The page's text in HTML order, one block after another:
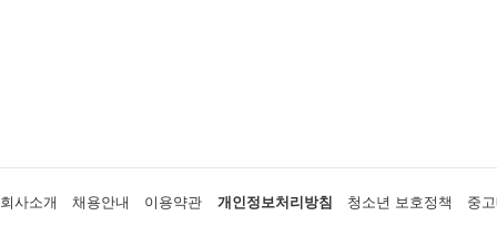
회사소개 채용안내 이용약관 개인정보처리방침 청소년 보호정책 중